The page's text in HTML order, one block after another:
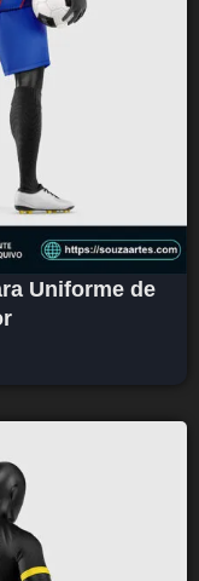
Uniforme de